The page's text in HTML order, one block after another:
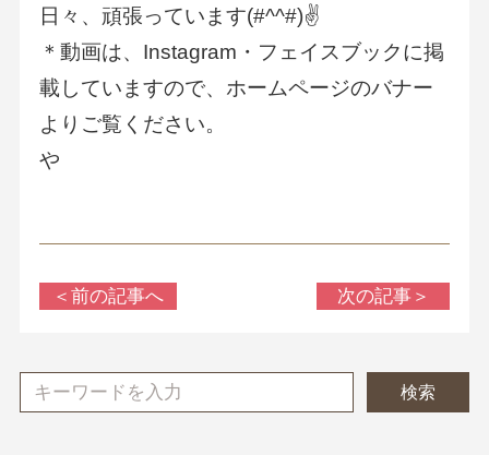
日々、頑張っています(#^^#)✌
＊動画は、Instagram・フェイスブックに掲
載していますので、ホームページのバナー
よりご覧ください。
や
＜前の記事へ 次の記事＞
検索